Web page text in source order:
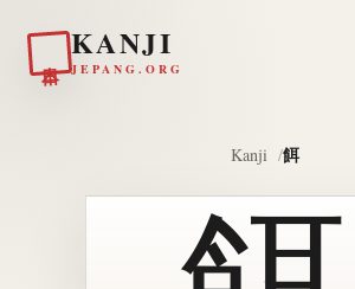
KANJI
JEPANG.ORG
Kanji 餌